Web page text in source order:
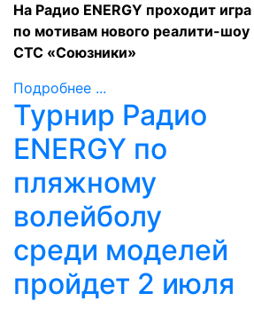
На Радио ENERGY проходит игра
по мотивам нового реалити-шоу
СТС «Союзники»
Подробнее ...
Турнир Радио
ENERGY по
пляжному
волейболу
среди моделей
пройдет 2 июля